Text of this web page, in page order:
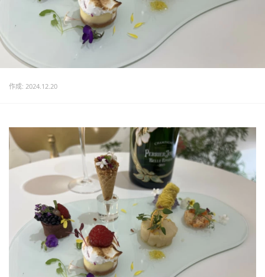
作成: 2024.12.20